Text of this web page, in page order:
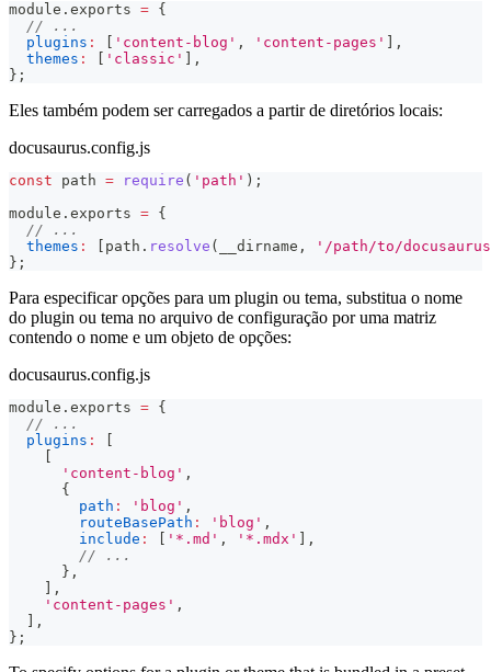
module . exports = {
// ...
plugins : 'content-blog' , 'content-pages'
,
themes : 'classic'
,
} ;
Eles também podem ser carregados a partir de diretórios locais:
docusaurus.config.js
const path = require ( 'path' ) ;
module . exports = {
// ...
themes : path . resolve ( __dirname ,
'/path/to/
} ;
Para especificar opções para um plugin ou tema, substitua o nome
do plugin ou tema no arquivo de configuração por uma matriz
contendo o nome e um objeto de opções:
docusaurus.config.js
module . exports = {
// ...
plugins :
'content-blog' ,
{
path : 'blog' ,
routeBasePath : 'blog' ,
include : '*.md' , '*.mdx'
,
// ...
} ,
,
'content-pages' ,
,
} ;